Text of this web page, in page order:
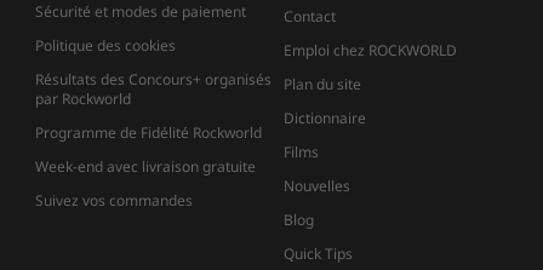
Sécurité et modes de paiement
Politique des cookies
Résultats des Concours+ organisés
par Rockworld
Programme de Fidélité Rockworld
Week-end avec livraison gratuite
Suivez vos commandes
Contact
Emploi chez ROCKWORLD
Plan du site
Dictionnaire
Films
Nouvelles
Blog
Quick Tips